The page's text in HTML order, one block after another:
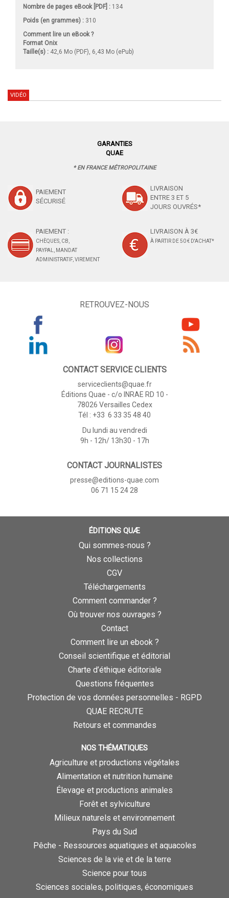
Nombre de pages eBook [PDF] : 134
Poids (en grammes) : 310
Comment lire un eBook ?
Format Onix
Taille(s) : 42,6 Mo (PDF), 6,43 Mo (ePub)
VIDÉO
GARANTIES
QUAE
* EN FRANCE MÉTROPOLITAINE
PAIEMENT
SÉCURISÉ
LIVRAISON
ENTRE 3 ET 5
JOURS OUVRÉS*
PAIEMENT :
CHÈQUES, CB,
PAYPAL, MANDAT
ADMINISTRATIF, VIREMENT
LIVRAISON À 3€
À PARTIR DE 50 € D'ACHAT*
RETROUVEZ-NOUS
CONTACT SERVICE CLIENTS
serviceclients@quae.fr
Éditions Quae - c/o INRAE RD 10 -
78026 Versailles Cedex
Tél : +33 6 33 35 48 40
Du lundi au vendredi
9h - 12h/ 13h30 - 17h
CONTACT JOURNALISTES
presse@editions-quae.com
06 71 15 24 28
ÉDITIONS QUÆ
Qui sommes-nous ?
Nos collections
CGV
Téléchargements
Comment commander ?
Où trouver nos ouvrages ?
Contact
Comment lire un ebook ?
Conseil scientifique et éditorial
Charte d’éthique éditoriale
Questions fréquentes
Protection de vos données personnelles - RGPD
QUAE RECRUTE
Retours et commandes
NOS THÉMATIQUES
Agriculture et productions végétales
Alimentation et nutrition humaine
Élevage et productions animales
Forêt et sylviculture
Milieux naturels et environnement
Pays du Sud
Pêche - Ressources aquatiques et aquacoles
Sciences de la vie et de la terre
Science pour tous
Sciences sociales, politiques, économiques